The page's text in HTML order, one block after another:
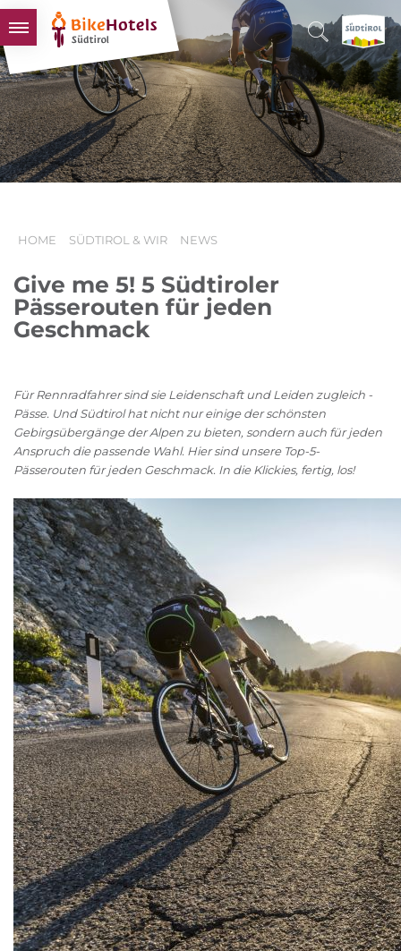
BIKEHOTELS
HOTELS & PAKETE
TOUREN & REVIERE
SÜDTIROL & WIR
HOME SÜDTIROL & WIR NEWS
Give me 5! 5 Südtiroler
Pässerouten für jeden
Geschmack
Für Rennradfahrer sind sie Leidenschaft und Leiden zugleich -
Pässe. Und Südtirol hat nicht nur einige der schönsten
Gebirgsübergänge der Alpen zu bieten, sondern auch für jeden
Anspruch die passende Wahl. Hier sind unsere Top-5-
Pässerouten für jeden Geschmack. In die Klickies, fertig, los!